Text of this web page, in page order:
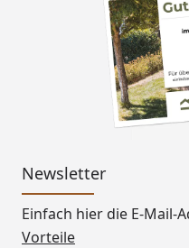
Grundausstattung
Newsletter
Einfach hier die E-Mail-
Vorteile